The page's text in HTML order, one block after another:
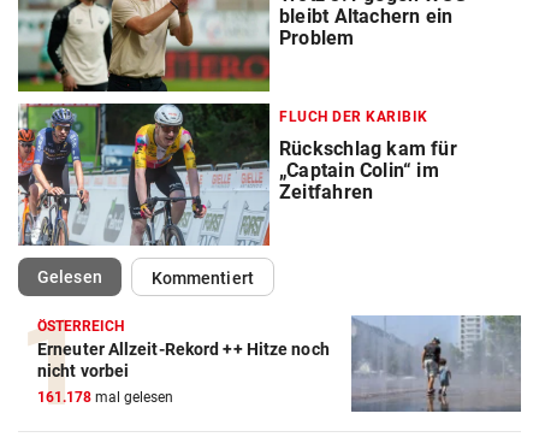
bleibt Altachern ein
Problem
FLUCH DER KARIBIK
Rückschlag kam für
„Captain Colin“ im
Zeitfahren
Gelesen(ausgewählt)Kommentiert
ÖSTERREICH
Erneuter Allzeit-Rekord ++ Hitze noch
nicht vorbei
161.178 mal gelesen